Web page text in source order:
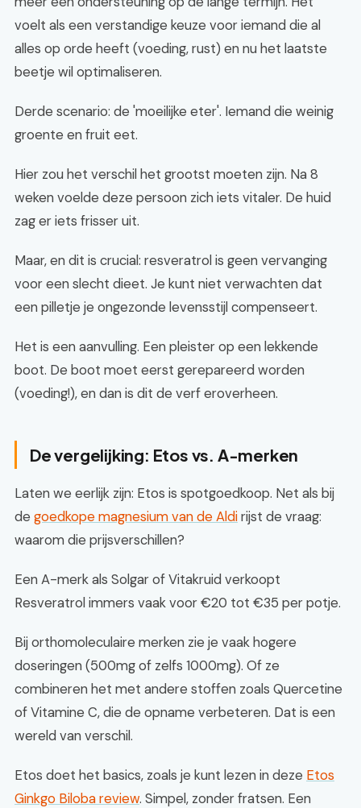
voelt als een verstandige keuze voor iemand die al
alles op orde heeft (voeding, rust) en nu het laatste
beetje wil optimaliseren.
Derde scenario: de 'moeilijke eter'. Iemand die weinig
groente en fruit eet.
Hier zou het verschil het grootst moeten zijn. Na 8
weken voelde deze persoon zich iets vitaler. De huid
zag er iets frisser uit.
Maar, en dit is crucial: resveratrol is geen vervanging
voor een slecht dieet. Je kunt niet verwachten dat
een pilletje je ongezonde levensstijl compenseert.
Het is een aanvulling. Een pleister op een lekkende
boot. De boot moet eerst gerepareerd worden
(voeding!), en dan is dit de verf eroverheen.
De vergelijking: Etos vs. A-merken
Laten we eerlijk zijn: Etos is spotgoedkoop. Net als bij
de goedkope magnesium van de Aldirijst de vraag:
waarom die prijsverschillen?
Een A-merk als Solgar of Vitakruid verkoopt
Resveratrol immers vaak voor €20 tot €35 per potje.
Bij orthomoleculaire merken zie je vaak hogere
doseringen (500mg of zelfs 1000mg). Of ze
combineren het met andere stoffen zoals Quercetine
of Vitamine C, die de opname verbeteren. Dat is een
wereld van verschil.
Etos doet het basics, zoals je kunt lezen in deze Etos
Ginkgo Biloba review. Simpel, zonder fratsen. Een